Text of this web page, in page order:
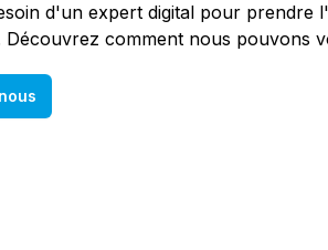
d'un expert digital pour prendre
comment nous pouvons